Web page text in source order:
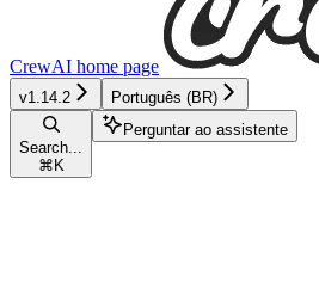
CrewAI home page
v1.14.2 Português (BR)
Search...
⌘ K
Perguntar ao assistente